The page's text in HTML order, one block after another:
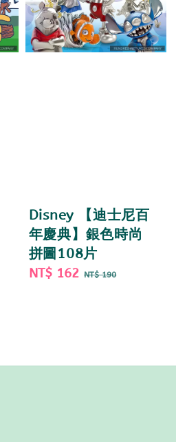
Disney 【迪士尼百
年慶典】銀色時尚
拼圖108片
Sale
NT$ 162 Regular
NT$ 190